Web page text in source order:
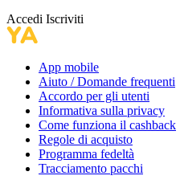
Accedi Iscriviti
App mobile
Aiuto / Domande frequenti
Accordo per gli utenti
Informativa sulla privacy
Come funziona il cashback
Regole di acquisto
Programma fedeltà
Tracciamento pacchi